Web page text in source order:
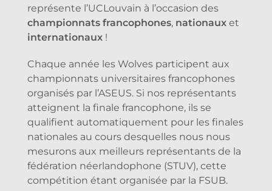
représente l’UCLouvain à l’occasion des
championnats francophones, nationaux et
internationaux !
Chaque année les Wolves participent aux
championnats universitaires francophones
organisés par l’ASEUS. Si nos représentants
atteignent la finale francophone, ils se
qualifient automatiquement pour les finales
nationales au cours desquelles nous nous
mesurons aux meilleurs représentants de la
fédération néerlandophone (STUV), cette
compétition étant organisée par la FSUB.